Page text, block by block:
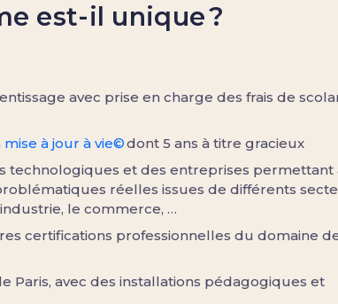
est-il unique ?
avec prise en charge des frais de
à jour à vie©dont 5 ans à titre gracieux
technologiques et des entreprises permettant
réelles issues de différents
le commerce, …
certifications professionnelles du domaine
Paris, avec des installations pédagogiques et